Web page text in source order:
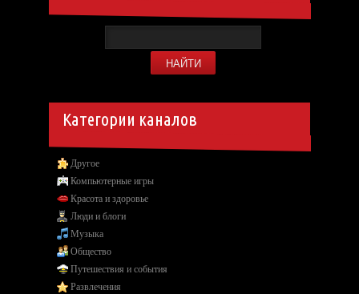
Категории каналов
Другое
Компьютерные игры
Красота и здоровье
Люди и блоги
Музыка
Общество
Путешествия и события
Развлечения